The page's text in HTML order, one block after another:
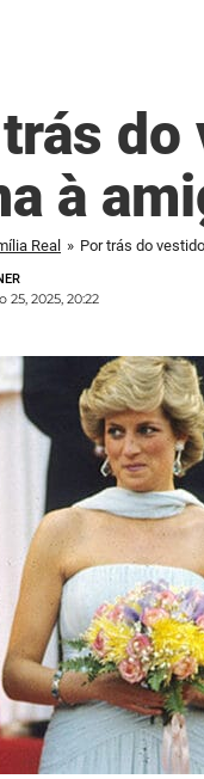
do
à
Real » Por trás do
25, 2025, 20:22